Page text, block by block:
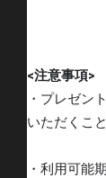
<注意事項>
・プレゼン
いただくこ
・利用可能